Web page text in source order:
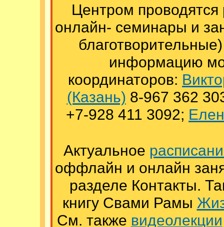
Центром
онлайн- семинары и
информацию
координаторов:
(Казань) 8-967 362
+7-928 411 3092;
Актуальное
оффлайн и онлайн
разделе Контакты.
книгу Свами Рамы
См. также видеолекции